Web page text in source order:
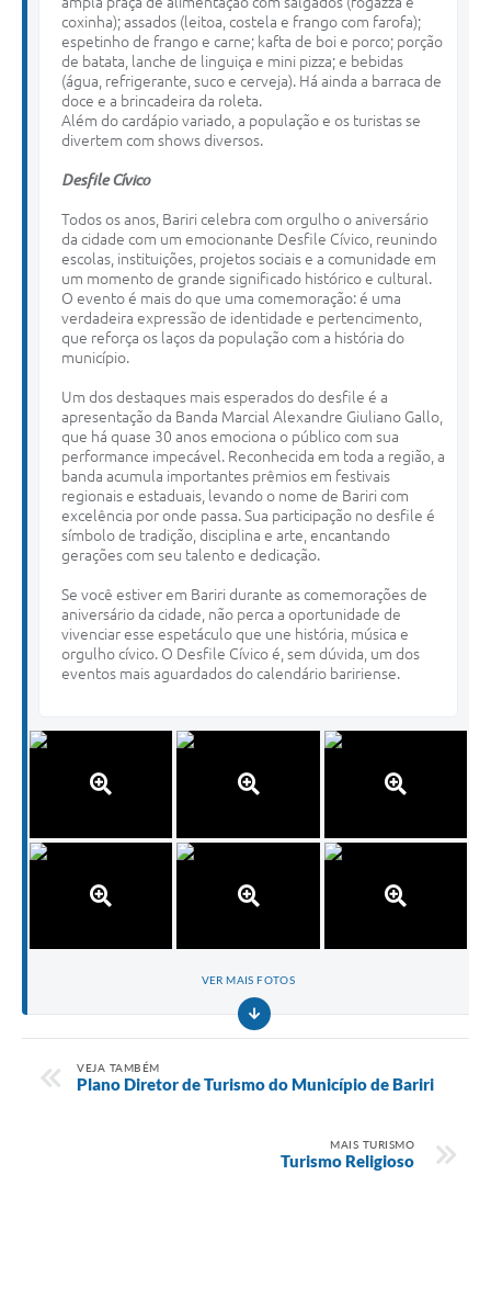
coxinha); assados (leitoa, costela e frango com farofa);
espetinho de frango e carne; kafta de boi e porco; porção
de batata, lanche de linguiça e mini pizza; e bebidas
(água, refrigerante, suco e cerveja). Há ainda a barraca de
doce e a brincadeira da roleta.
Além do cardápio variado, a população e os turistas se
divertem com shows diversos.
Desfile Cívico
Todos os anos, Bariri celebra com orgulho o aniversário
da cidade com um emocionante Desfile Cívico, reunindo
escolas, instituições, projetos sociais e a comunidade em
um momento de grande significado histórico e cultural.
O evento é mais do que uma comemoração: é uma
verdadeira expressão de identidade e pertencimento,
que reforça os laços da população com a história do
município.
Um dos destaques mais esperados do desfile é a
apresentação da Banda Marcial Alexandre Giuliano Gallo,
que há quase 30 anos emociona o público com sua
performance impecável. Reconhecida em toda a região, a
banda acumula importantes prêmios em festivais
regionais e estaduais, levando o nome de Bariri com
excelência por onde passa. Sua participação no desfile é
símbolo de tradição, disciplina e arte, encantando
gerações com seu talento e dedicação.
Se você estiver em Bariri durante as comemorações de
aniversário da cidade, não perca a oportunidade de
vivenciar esse espetáculo que une história, música e
orgulho cívico. O Desfile Cívico é, sem dúvida, um dos
eventos mais aguardados do calendário baririense.
VER MAIS FOTOS
VEJA TAMBÉM
Plano Diretor de Turismo do Município de Bariri
MAIS TURISMO
Turismo Religioso